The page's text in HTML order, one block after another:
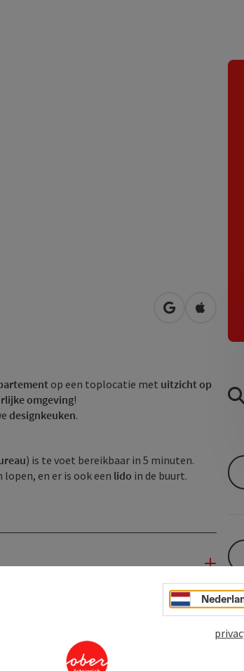
Openen inOpenen
op een toplocatie met uitzicht op
omgeving!
designkeuken.
) is te voet bereikbaar in 5 minuten.
en er is ook een lido in de buurt.